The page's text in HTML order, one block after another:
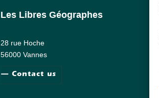
Les Libres Géographes
28 rue Hoche
56000 Vannes
— Contact us